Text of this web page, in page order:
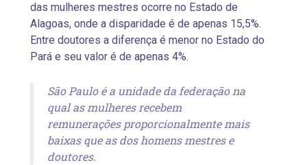
das mulheres mestres ocorre no Estado de
Alagoas, onde a disparidade é de apenas 15,5%.
Entre doutores a diferença é menor no Estado do
Pará e seu valor é de apenas 4%.
São Paulo é a unidade da federação na
qual as mulheres recebem
remunerações proporcionalmente mais
baixas que as dos homens mestres e
doutores.